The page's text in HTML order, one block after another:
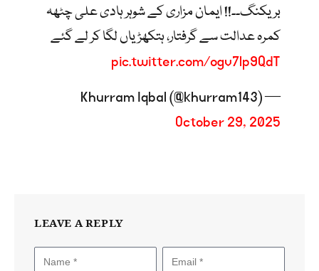
بریکنگ۔۔!! ایمان مزاری کے شوہر ہادی علی چٹھہ
کمرہ عدالت سے گرفتار، ہتکھڑیاں لگا کر لے گئے
pic.twitter.com/ogv7lp9QdT
— Khurram Iqbal (@khurram143)
October 29, 2025
LEAVE A REPLY